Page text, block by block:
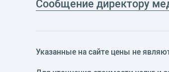
Сообщение директору
Указанные на сайте цены не